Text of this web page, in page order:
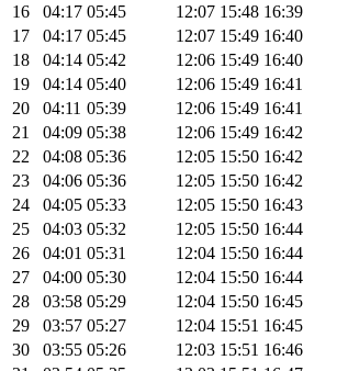
16
04:17 05:45 12:07 15:48 16:39
17
04:17 05:45 12:07 15:49 16:40
18
04:14 05:42 12:06 15:49 16:40
19
04:14 05:40 12:06 15:49 16:41
20
04:11 05:39 12:06 15:49 16:41
21
04:09 05:38 12:06 15:49 16:42
22
04:08 05:36 12:05 15:50 16:42
23
04:06 05:36 12:05 15:50 16:42
24
04:05 05:33 12:05 15:50 16:43
25
04:03 05:32 12:05 15:50 16:44
26
04:01 05:31 12:04 15:50 16:44
27
04:00 05:30 12:04 15:50 16:44
28
03:58 05:29 12:04 15:50 16:45
29
03:57 05:27 12:04 15:51 16:45
30
03:55 05:26 12:03 15:51 16:46